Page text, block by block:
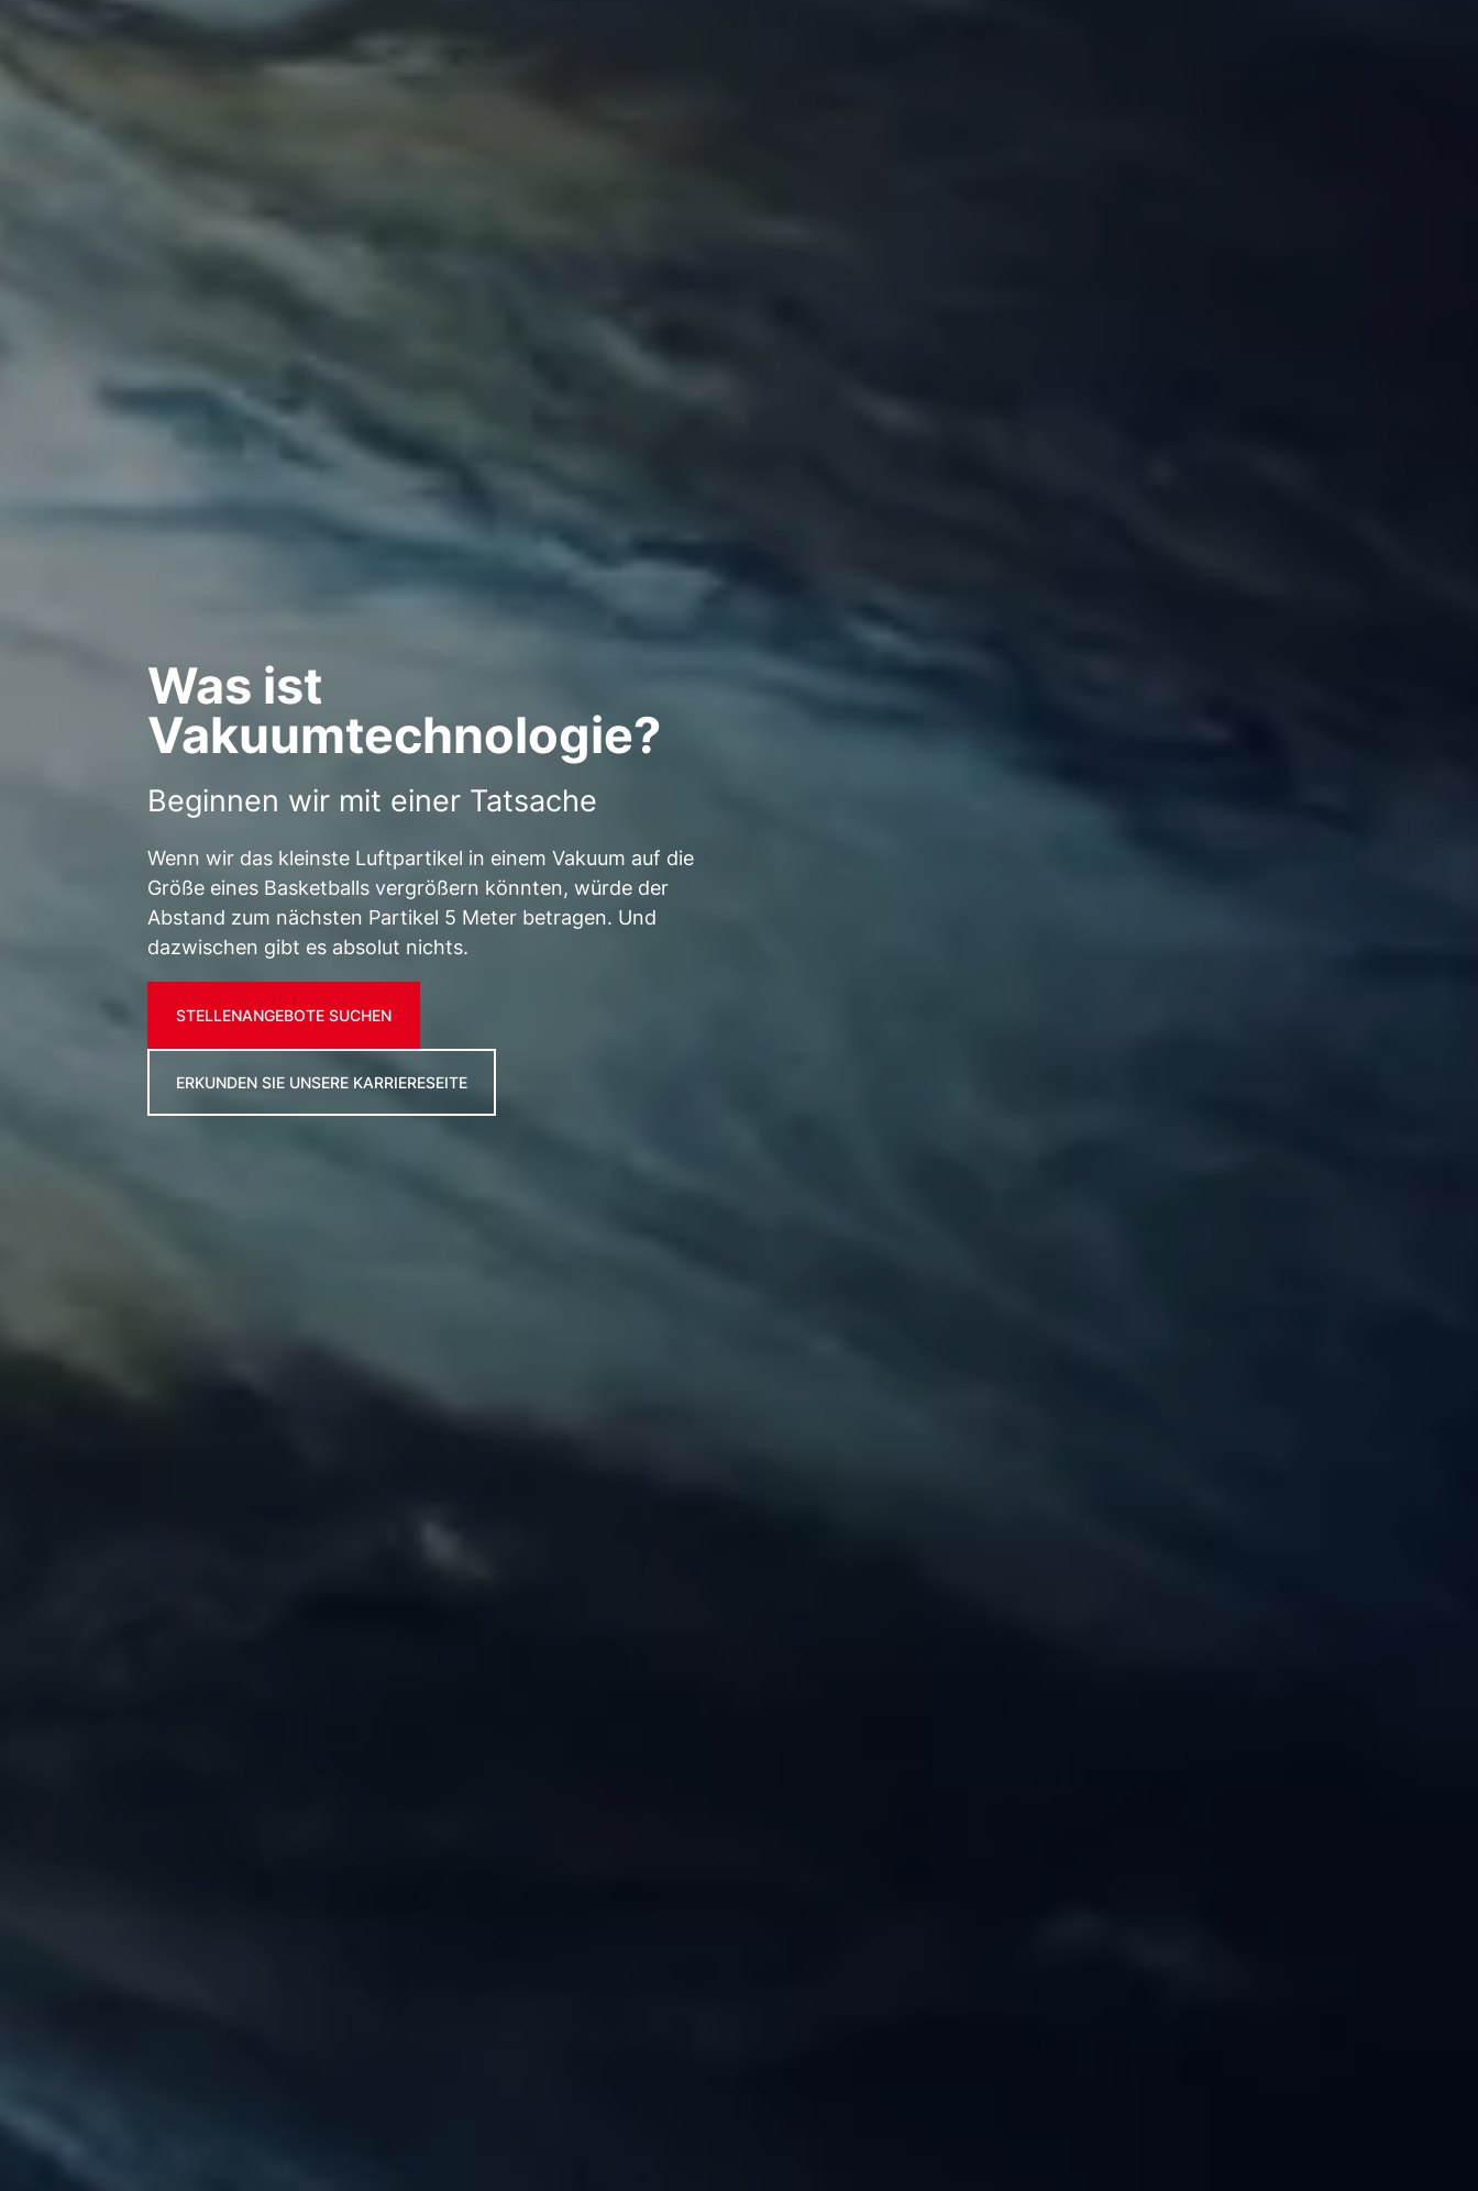
Was ist
Vakuumtechnologie?
Beginnen wir mit einer Tatsache
Wenn wir das kleinste Luftpartikel in einem Vakuum auf die
Größe eines Basketballs vergrößern könnten, würde der
Abstand zum nächsten Partikel 5 Meter betragen. Und
dazwischen gibt es absolut nichts.
STELLENANGEBOTE SUCHEN
ERKUNDEN SIE UNSERE KARRIERESEITE